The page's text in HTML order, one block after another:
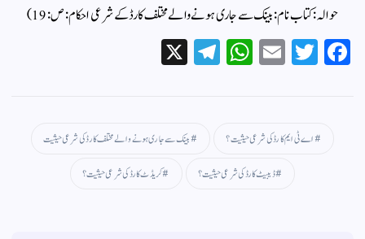
حوالہ: کتاب نام : بینک سے جاری ہونے والے مختلف کارڈ کے شرعی احکام: ص : 19 )
Fa
ce
ok
T
wi
r
E
m
W
ha
A
Te
le
a
m اے ٹی ایم کارڈ کی شرعی حیثیت ؟ بینک سے جاری ہونے والے مختلف کارڈ کی شرعی حیثیت
ڈیبیٹ کارڈ کی شرعی حیثیت ؟ کریڈٹ کارڈ کی شرعی حیثیت ؟